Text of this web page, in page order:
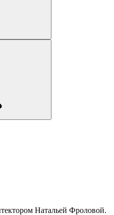
Натальей Фроловой.